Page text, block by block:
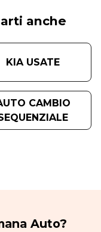
anche
KIA USATE
CAMBIO
Auto?